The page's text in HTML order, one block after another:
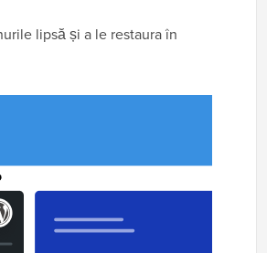
lipsă și a le restaura în